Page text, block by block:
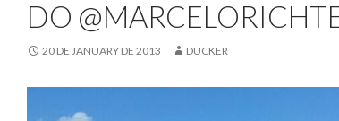
DO
20 DE JANUARY DE 2013 DUCKER